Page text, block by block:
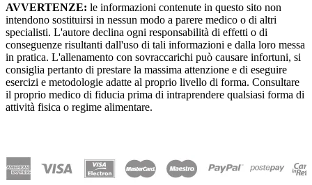
AVVERTENZE: le informazioni contenute in questo sito non
intendono sostituirsi in nessun modo a parere medico o di altri
specialisti. L'autore declina ogni responsabilità di effetti o di
conseguenze risultanti dall'uso di tali informazioni e dalla loro messa
in pratica. L'allenamento con sovraccarichi può causare infortuni, si
consiglia pertanto di prestare la massima attenzione e di eseguire
esercizi e metodologie adatte al proprio livello di forma. Consultare
il proprio medico di fiducia prima di intraprendere qualsiasi forma di
attività fisica o regime alimentare.